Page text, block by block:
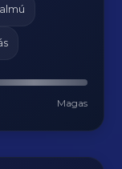
Magas